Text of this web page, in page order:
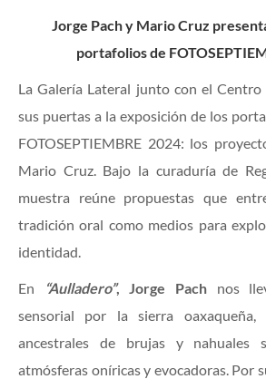
Jorge Pach y Mario Cruz
portafolios de
La Galería Lateral junto con el
sus puertas a la exposición de los
FOTOSEPTIEMBRE 2024: los
Mario Cruz. Bajo la curaduría de
muestra reúne propuestas que
tradición oral como medios para
identidad.
En “Aulladero”, Jorge Pachnos
sensorial por la sierra
ancestrales de brujas y nahuales
atmósferas oníricas y evocadoras. Por